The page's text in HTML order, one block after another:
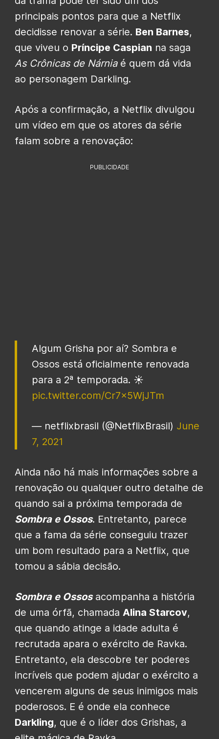
principais pontos para que a Netflix
decidisse renovar a série. Ben Barnes,
que viveu o Príncipe Caspian na saga
As Crônicas de Nárniaé quem dá vida
ao personagem Darkling.
Após a confirmação, a Netflix divulgou
um vídeo em que os atores da série
falam sobre a renovação:
PUBLICIDADE
Algum Grisha por aí? Sombra e
Ossos está oficialmente renovada
para a 2ª temporada. ☀️
pic.twitter.com/Cr7x5WjJTm
— netflixbrasil (@NetflixBrasil) June
7, 2021
Ainda não há mais informações sobre a
renovação ou qualquer outro detalhe de
quando sai a próxima temporada de
Sombra e Ossos. Entretanto, parece
que a fama da série conseguiu trazer
um bom resultado para a Netflix, que
tomou a sábia decisão.
Sombra e Ossosacompanha a história
de uma órfã, chamada Alina Starcov,
que quando atinge a idade adulta é
recrutada apara o exército de Ravka.
Entretanto, ela descobre ter poderes
incríveis que podem ajudar o exército a
vencerem alguns de seus inimigos mais
poderosos. E é onde ela conhece
Darkling, que é o líder dos Grishas, a